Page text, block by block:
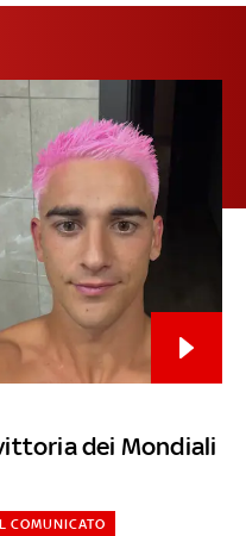
dei Mondiali
COMUNICATO